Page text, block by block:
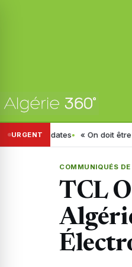
URGENT
« On doit être prudent avec
COMMUNIQUÉS DE
TCL